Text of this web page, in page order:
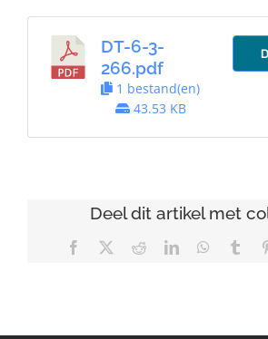
DT-6-3-
266.pdf
1 bestand(en)
43.53 KB
Deel dit artikel met
Facebook RedditLinkedIn